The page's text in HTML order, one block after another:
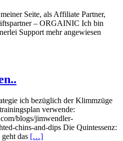
Seite, als Affiliate Partner,
– ORGAINIC Ich bin
Support mehr angewiesen
ich bezüglich der Klimmzüge
verwende:
blogs/jimwendler-
chins-and-dips Die Quintessenz:
das […]